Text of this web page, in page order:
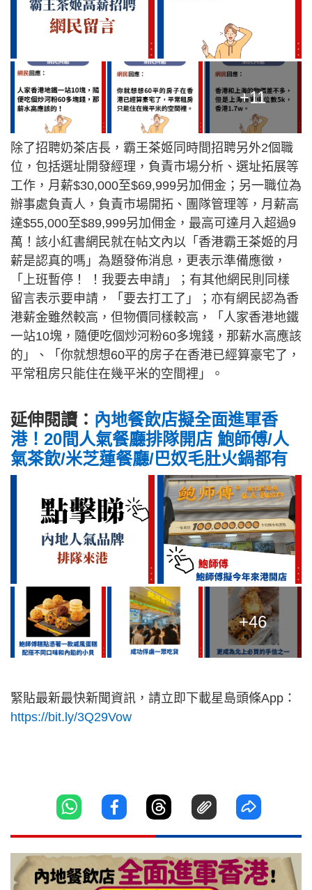
+11
除了招聘奶茶店長，霸王茶姬同時間招聘另外2個職
位，包括選址開發經理，負責市場分析、選址拓展等
工作，月薪$30,000至$69,999另加佣金；另一職位為
辦事處負責人，負責市場開拓、團隊管理等，月薪高
達$55,000至$89,999另加佣金，最高可達月入超過9
萬！該小紅書網民就在帖文內以「香港霸王茶姬的月
薪是認真的嗎」為題發佈消息，更表示準備應徵，
「上班暫停！ ！我要去申請」；有其他網民則同樣
留言表示要申請，「要去打工了」；亦有網民認為香
港薪金雖然較高，但物價同樣較高，「人家香港地鐵
一站10塊，隨便吃個炒河粉60多塊錢，那薪水高應該
的」、「你就想想60平的房子在香港已經算豪宅了，
平常租房只能住在幾平米的空間裡」。
延伸閱讀： 內地餐飲店擬全面進軍香
港！20間人氣餐廳排隊開店 鮑師傅/人
氣茶飲/米芝蓮餐廳/巴奴毛肚火鍋都有
+46
緊貼最新最快新聞資訊，請立即下載星島頭條App：
https://bit.ly/3Q29Vow